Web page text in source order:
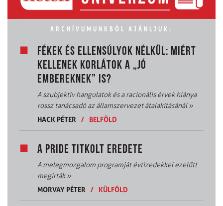
ARCHÍVUMUNKBÓL AJÁNLJUK:
FÉKEK ÉS ELLENSÚLYOK NÉLKÜL: MIÉRT
KELLENEK KORLÁTOK A „JÓ
EMBEREKNEK” IS?
A szubjektív hangulatok és a racionális érvek hiánya
rossz tanácsadó az államszervezet átalakításánál»
HACK PÉTER
/ BELFÖLD
A PRIDE TITKOLT EREDETE
A melegmozgalom programját évtizedekkel ezelőtt
megírták»
MORVAY PÉTER
/ KÜLFÖLD